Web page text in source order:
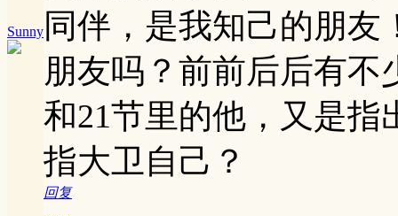
Sunny 同伴，是我知己的朋
朋友吗？前前后后有不
和21节里的他，又是指
指大卫自己？
回复